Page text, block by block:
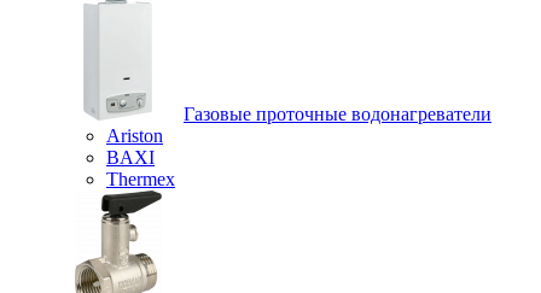
Газовые проточные водонагреватели
Ariston
BAXI
Thermex